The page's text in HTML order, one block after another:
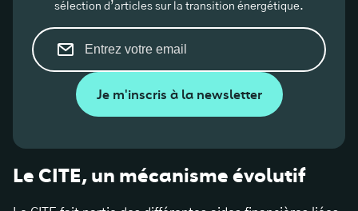
sélection d’articles sur la transition énergétique.
Je m'inscris à la newsletter
Le CITE, un mécanisme évolutif